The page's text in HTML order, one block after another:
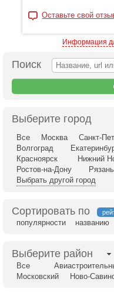
Оставьте свой
Информация
Поиск
Выберите город
Все Москва Санкт-
Волгоград
Красноярск
Нижний
Ростов-на-Дону
Рязань
Выбрать другой город
Сортировать по
популярности
названию
Выберите район
Все
Московский
Ново-